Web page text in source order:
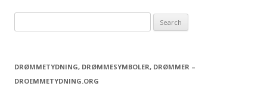
e
r
c
DRØMMETYDNING, DRØMMESYMBOLER, DRØMMER –
DROEMMETYDNING.ORG